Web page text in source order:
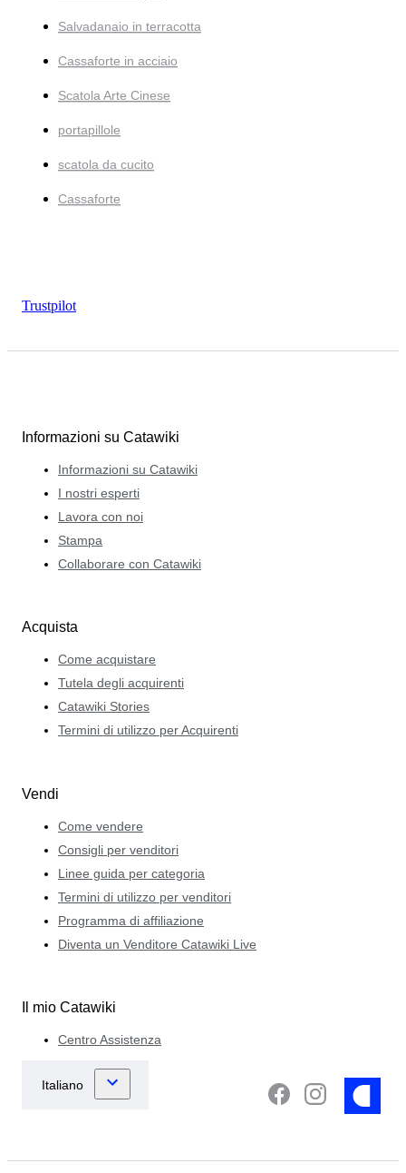
Salvadanaio in terracotta
Cassaforte in acciaio
Scatola Arte Cinese
portapillole
scatola da cucito
Cassaforte
Trustpilot
Informazioni su Catawiki
Informazioni su Catawiki
I nostri esperti
Lavora con noi
Stampa
Collaborare con Catawiki
Acquista
Come acquistare
Tutela degli acquirenti
Catawiki Stories
Termini di utilizzo per Acquirenti
Vendi
Come vendere
Consigli per venditori
Linee guida per categoria
Termini di utilizzo per venditori
Programma di affiliazione
Diventa un Venditore Catawiki Live
Il mio Catawiki
Centro Assistenza